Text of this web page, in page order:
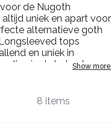
de Nugoth
uniek en apart voor
alternatieve goth
tops
en uniek in
in de babashop.
Show more
8 items